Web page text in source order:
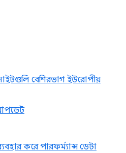
বেশিরভাগ ইউরোপীয়
আপডেট
করে পারফর্ম্যান্স ডেটা